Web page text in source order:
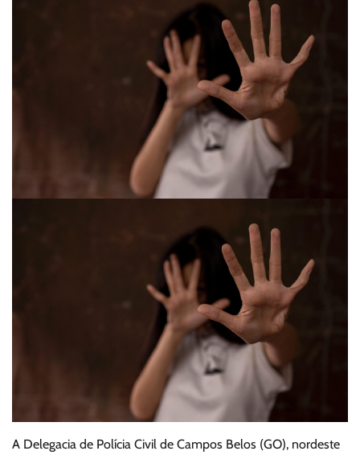
A Delegacia de Polícia Civil de Campos Belos (GO), nordeste